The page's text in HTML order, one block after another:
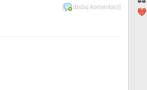
[ dodaj komentarz]